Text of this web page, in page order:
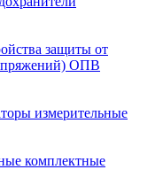
защиты от
ОПВ
измерительные
комплектные